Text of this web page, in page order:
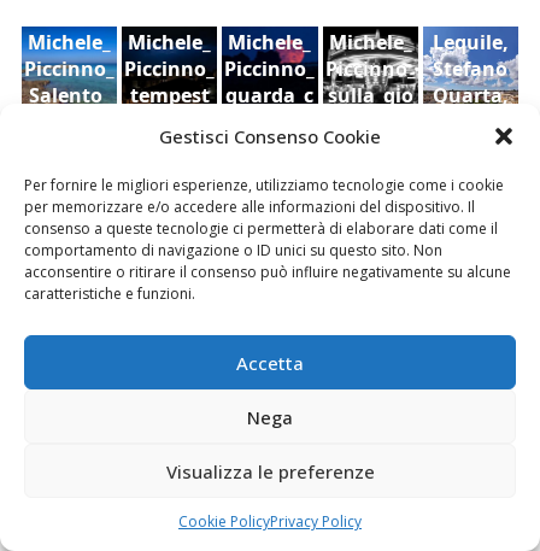
Gestisci Consenso Cookie
Per fornire le migliori esperienze, utilizziamo tecnologie come i cookie
per memorizzare e/o accedere alle informazioni del dispositivo. Il
consenso a queste tecnologie ci permetterà di elaborare dati come il
comportamento di navigazione o ID unici su questo sito. Non
acconsentire o ritirare il consenso può influire negativamente su alcune
caratteristiche e funzioni.
Accetta
Nega
Visualizza le preferenze
Cookie PolicyPrivacy Policy
Michele_
Piccinno_
Salento_
Michele_
Piccinno_
tempest
2022
Michele_
Piccinno_
guarda_c
2022
Michele_
Piccinno_
sulla_gio
Lequile,
Stefano
Quarta,
Ruderi
o
castello
di Aidone
(Enna),
Dario
Veduta
Modica
dal
Castello
della
Vespo
cielo,
Sciavalie
re
Le Stanze di Arte e Luoghi | Albergo diffuso
Fai clic per accettare i cookie marketing e